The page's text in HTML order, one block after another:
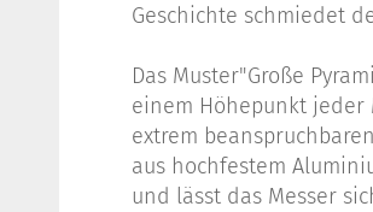
Geschichte schmiedet
Das Muster"Große
einem Höhepunkt jeder
extrem
aus hochfestem
und lässt das Messer